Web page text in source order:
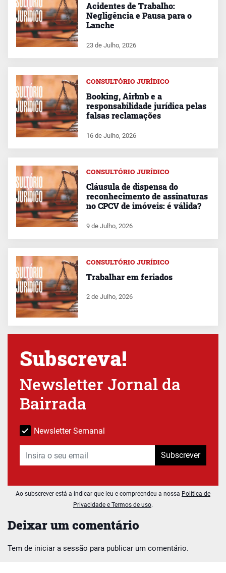
Deixar um comentário
Tem de iniciar a sessão para publicar um comentário.
Acidentes de Trabalho:
Negligência e Pausa para o
Lanche
23 de Julho, 2026
CONSULTÓRIO JURÍDICO
Booking, Airbnb e a
responsabilidade jurídica pelas
falsas reclamações
16 de Julho, 2026
CONSULTÓRIO JURÍDICO
Cláusula de dispensa do
reconhecimento de assinaturas
no CPCV de imóveis: é válida?
9 de Julho, 2026
CONSULTÓRIO JURÍDICO
Trabalhar em feriados
2 de Julho, 2026
Subscreva!
Newsletter Jornal da
Bairrada
Newsletter Semanal
Subscrever
Ao subscrever está a indicar que leu e compreendeu a nossa Política de
Privacidade e Termos de uso.